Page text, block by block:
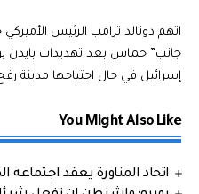
اتهم دونالد ترامب الرئيس
جانب” حماس بعد تهديدات بايدن
إسرائيل في حال اجتياحها مدينة
You Might Also Like
اتحاد المناورة يعقد اجتماعه